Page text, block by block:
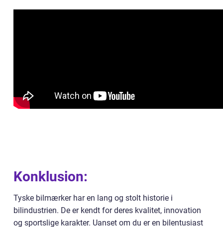
Konklusion:
Tyske bilmærker har en lang og stolt historie i
bilindustrien. De er kendt for deres kvalitet, innovation
og sportslige karakter. Uanset om du er en bilentusiast